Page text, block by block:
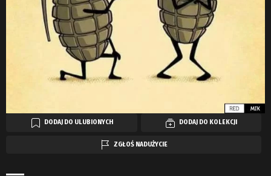
DODAJ DO ULUBIONYCH DODAJ DO KOLEKCJI
ZGŁOŚ NADUŻYCIE